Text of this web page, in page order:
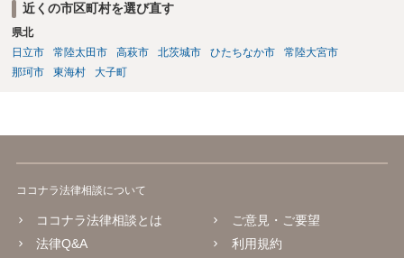
近くの市区町村を選び直す
県北
日立市
常陸太田市 高萩市 北茨城市 ひたちなか市
常陸大宮市
那珂市
東海村 大子町
ココナラ法律相談について
ココナラ法律相談とは
法律Q&A
ご意見・ご要望
利用規約